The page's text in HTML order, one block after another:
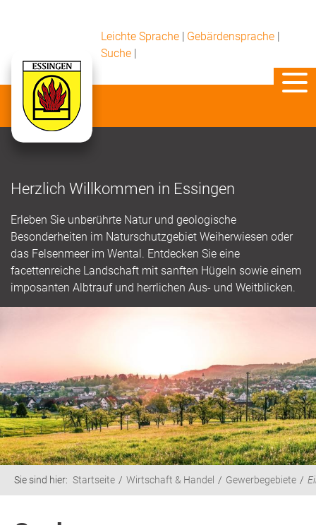
Leichte Sprache | Gebärdensprache |
Suche |
Herzlich Willkommen in Essingen
Erleben Sie unberührte Natur und geologische
Besonderheiten im Naturschutzgebiet Weiherwiesen oder
das Felsenmeer im Wental. Entdecken Sie eine
facettenreiche Landschaft mit sanften Hügeln sowie einem
imposanten Albtrauf und herrlichen Aus- und Weitblicken.
Sie sind hier: Startseite Wirtschaft & Handel Gewerbegebiete